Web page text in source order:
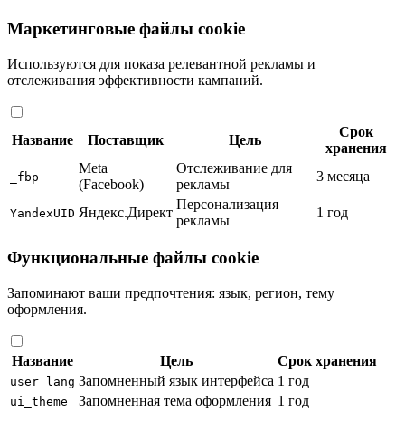
Маркетинговые файлы cookie
Используются для показа релевантной рекламы и
отслеживания эффективности кампаний.
Название Поставщик Цель
Срок
хранения
_fbp
Meta
(Facebook)
Отслеживание для
рекламы
3 месяца
YandexUID Яндекс.Директ
Персонализация
рекламы
1 год
Функциональные файлы cookie
Запоминают ваши предпочтения: язык, регион, тему
оформления.
Название Цель Срок хранения
user_lang Запомненный язык интерфейса 1 год
ui_theme Запомненная тема оформления 1 год